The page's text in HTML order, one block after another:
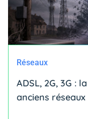
Réseaux
ADSL, 2G, 3G :
anciens